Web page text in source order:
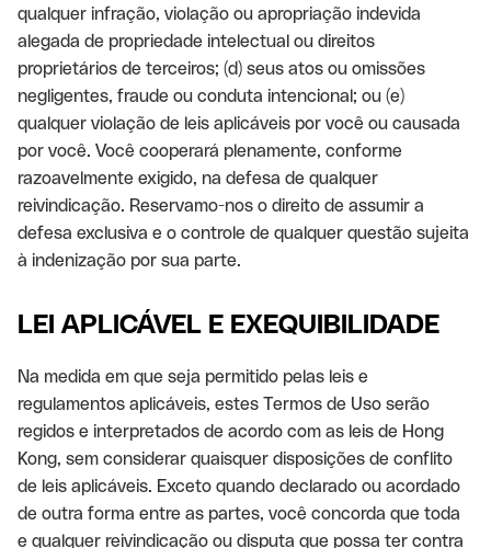
qualquer infração, violação ou apropriação indevida
alegada de propriedade intelectual ou direitos
proprietários de terceiros; (d) seus atos ou omissões
negligentes, fraude ou conduta intencional; ou (e)
qualquer violação de leis aplicáveis por você ou causada
por você. Você cooperará plenamente, conforme
razoavelmente exigido, na defesa de qualquer
reivindicação. Reservamo-nos o direito de assumir a
defesa exclusiva e o controle de qualquer questão sujeita
à indenização por sua parte.
LEI APLICÁVEL E EXEQUIBILIDADE
Na medida em que seja permitido pelas leis e
regulamentos aplicáveis, estes Termos de Uso serão
regidos e interpretados de acordo com as leis de Hong
Kong, sem considerar quaisquer disposições de conflito
de leis aplicáveis. Exceto quando declarado ou acordado
de outra forma entre as partes, você concorda que toda
e qualquer reivindicação ou disputa que possa ter contra